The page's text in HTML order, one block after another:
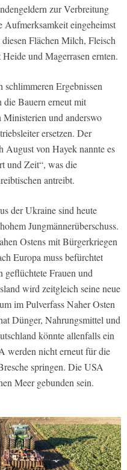
zur Verbreitung
Aufmerksamkeit eingeheimst
Flächen Milch, Fleisch
und Magerrasen ernten.
Ergebnissen
die Bauern erneut mit
und anderswo
ersetzen. Der
August von Hayek nannte es
und Zeit“, was die
antreibt.
der Ukraine sind heute
Jungmännerüberschuss.
Ostens mit Bürgerkriegen
Europa muss befürchtet
Frauen und
wird zeitgleich seine neue
im Pulverfass Naher Osten
Dünger, Nahrungsmittel und
könnte allenfalls ein
werden nicht erneut für die
springen. Die USA
Meer gebunden sein.